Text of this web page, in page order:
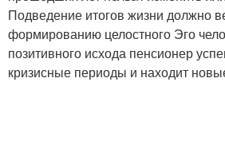
Подведение итогов жизни должно
формированию целостного Эго
позитивного исхода пенсионер
кризисные периоды и находит